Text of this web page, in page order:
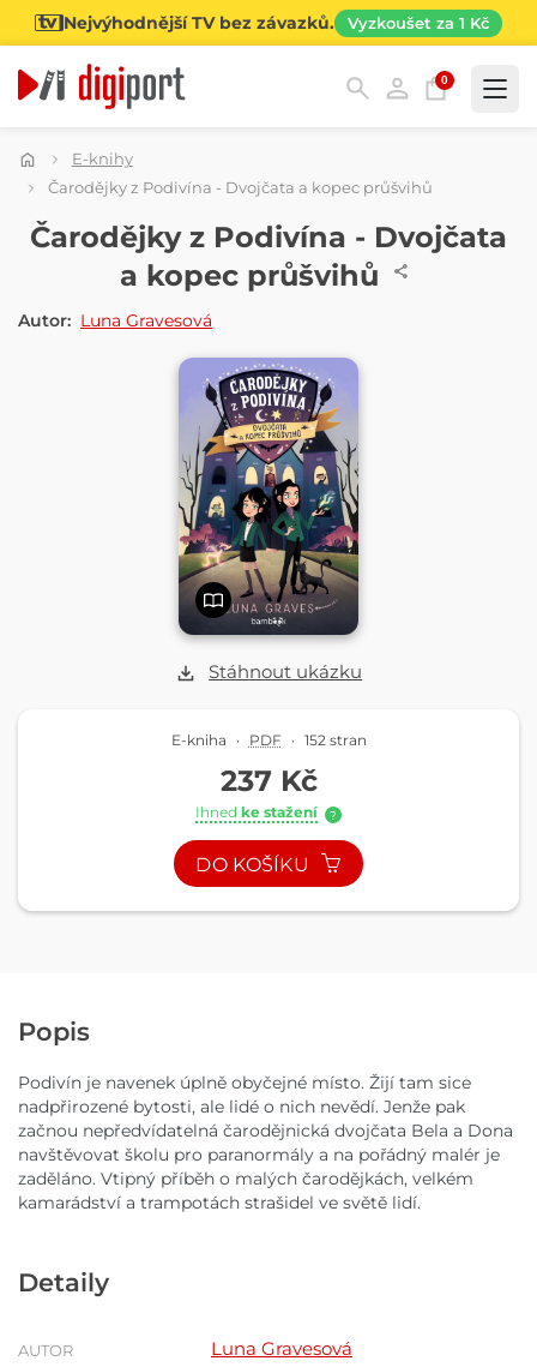
Nejvýhodnější TV bez závazků. Vyzkoušet za 1 Kč
0
Kategorie
E-knihy
Čarodějky z Podivína - Dvojčata a kopec průšvihů
Stáhnout ukázku
E-KNIHA
Čarodějky z Podivína - Dvojčata
a kopec průšvihů
Autor: Luna Gravesová
E-kniha · PDF · 152 stran
237 Kč
Ihned ke stažení ?
DO KOŠÍKU
Popis
Podivín je navenek úplně obyčejné místo. Žijí tam sice
nadpřirozené bytosti, ale lidé o nich nevědí. Jenže pak
začnou nepředvídatelná čarodějnická dvojčata Bela a Dona
navštěvovat školu pro paranormály a na pořádný malér je
zaděláno. Vtipný příběh o malých čarodějkách, velkém
kamarádství a trampotách strašidel ve světě lidí.
Detaily
AUTOR Luna Gravesová